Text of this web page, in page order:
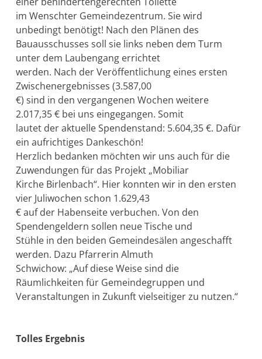
im Wenschter Gemeindezentrum. Sie wird
unbedingt benötigt! Nach den Plänen des
Bauausschusses soll sie links neben dem Turm
unter dem Laubengang errichtet
werden. Nach der Veröffentlichung eines ersten
Zwischenergebnisses (3.587,00
€) sind in den vergangenen Wochen weitere
2.017,35 € bei uns eingegangen. Somit
lautet der aktuelle Spendenstand: 5.604,35 €. Dafür
ein aufrichtiges Dankeschön!
Herzlich bedanken möchten wir uns auch für die
Zuwendungen für das Projekt „Mobiliar
Kirche Birlenbach“. Hier konnten wir in den ersten
vier Juliwochen schon 1.629,43
€ auf der Habenseite verbuchen. Von den
Spendengeldern sollen neue Tische und
Stühle in den beiden Gemeindesälen angeschafft
werden. Dazu Pfarrerin Almuth
Schwichow: „Auf diese Weise sind die
Räumlichkeiten für Gemeindegruppen und
Veranstaltungen in Zukunft vielseitiger zu nutzen.“
Tolles Ergebnis